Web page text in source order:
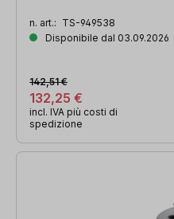
n. art.: TS-949538
Disponibile dal 03.09.2026
132,25 €
142,51 €
incl. IVA più costi di
spedizione